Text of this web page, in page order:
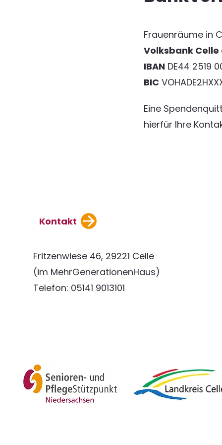
Frauenräume in
Volksbank Celle
IBANDE44 2519
BIC
Eine
hierfür Ihre
Kontakt
Fritzenwiese 46, 29221 Celle
(im MehrGenerationenHaus)
Telefon: 05141 9013101